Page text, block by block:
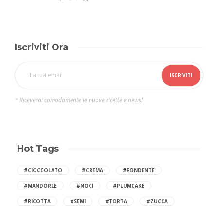
Iscriviti Ora
* Riceverai comodamente le nuove ricette e news!
Hot Tags
#CIOCCOLATO #CREMA #FONDENTE
#MANDORLE #NOCI #PLUMCAKE
#RICOTTA #SEMI #TORTA #ZUCCA